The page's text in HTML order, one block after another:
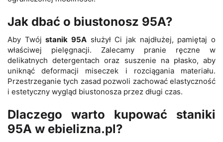
Jak dbać o biustonosz 95A?
Aby Twójstanik 95A służył Ci jak najdłużej, pamiętaj o
właściwej pielęgnacji. Zalecamy pranie ręczne w
delikatnych detergentach oraz suszenie na płasko, aby
uniknąć deformacji miseczek i rozciągania materiału.
Przestrzeganie tych zasad pozwoli zachować elastyczność
i estetyczny wygląd biustonosza przez długi czas.
Dlaczego warto kupować staniki
95A w ebielizna.pl?